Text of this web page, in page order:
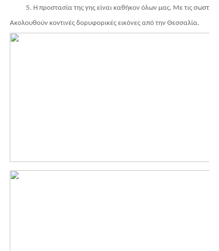
Η προστασία της γης είναι καθήκον όλων μας. Με τις
Ακολουθούν κοντινές δορυφορικές εικόνες από την Θεσσαλία.